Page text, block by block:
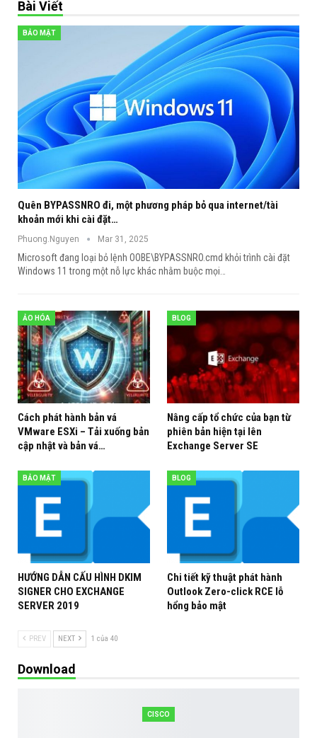
Bài Viết
BẢO MẬT
Quên BYPASSNRO đi, một phương pháp bỏ qua internet/tài
khoản mới khi cài đặt…
Phuong.Nguyen Mar 31, 2025
Microsoft đang loại bỏ lệnh OOBE\BYPASSNRO.cmd khỏi trình cài đặt
Windows 11 trong một nỗ lực khác nhằm buộc mọi
ẢO HÓA
Cách phát hành bản vá
VMware ESXi – Tải xuống bản
cập nhật và bản vá…
BLOG
Nâng cấp tổ chức của bạn từ
phiên bản hiện tại lên
Exchange Server SE
BẢO MẬT
HƯỚNG DẪN CẤU HÌNH DKIM
SIGNER CHO EXCHANGE
SERVER 2019
BLOG
Chi tiết kỹ thuật phát hành
Outlook Zero-click RCE lỗ
hổng bảo mật
PREV NEXT 1 của 40
Download
CISCO